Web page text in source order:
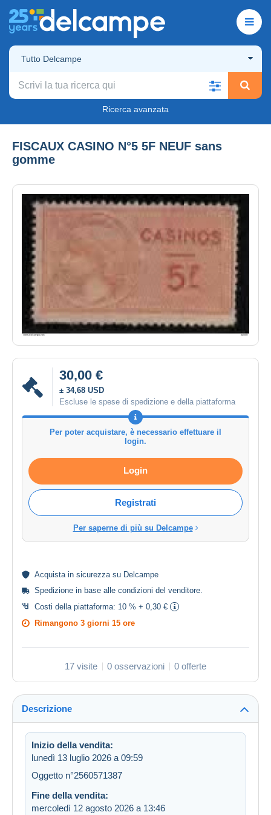
Tutto Delcampe
Ricerca avanzata
FISCAUX CASINO N°5 5F NEUF sans
gomme
30,00 €
± 34,68 USD
Escluse le spese di spedizione e della piattaforma
Per poter acquistare, è necessario effettuare il
login.
Login
Registrati
Per saperne di più su Delcampe
Acquista in sicurezzasu Delcampe
Spedizione in base alle condizioni del venditore.
Costi della piattaforma: 10 % + 0,30 €
Rimangono 3 giorni 15 ore
17 visite 0 osservazioni 0 offerte
Descrizione
Inizio della vendita:
lunedì 13 luglio 2026 a 09:59
Oggetto n°2560571387
Fine della vendita:
mercoledì 12 agosto 2026 a 13:46